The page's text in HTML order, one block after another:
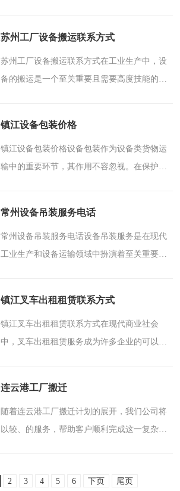
作。台车模板扮演着关键..
苏州工厂设备搬运联系方式
苏州工厂设备搬运联系方式在工业生产中，设
备的搬运是一个至关重要且需要高度技能的环
设备搬运公司至关重..
镇江设备包装价格
镇江设备包装价格设备包装作为设备类货物运
输中的重要环节，其作用不容忽视。在保护产
需要经过合理的包装..
常州设备吊装服务电话
常州设备吊装服务电话设备吊装服务是在现代
工业生产和设备运输领域中扮演着至关重要的
安排，确保整个吊装..
镇江叉车出租租赁联系方式
镇江叉车出租租赁联系方式在现代商业社会
中，叉车出租租赁服务成为许多企业的可以选
一方面，购买叉车需要..
连云港工厂搬迁
随着连云港工厂搬迁计划的展开，我们公司将
以较、的服务，帮助客户顺利完成这一复杂且
心的执行。下面将为..
2 3 4 5 6 下页 尾页